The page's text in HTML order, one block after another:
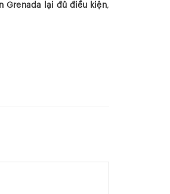
Grenada lại đủ điều kiện,